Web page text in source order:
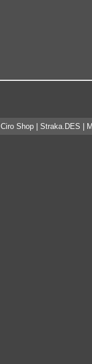
Ciro Shop | Straka.DES |